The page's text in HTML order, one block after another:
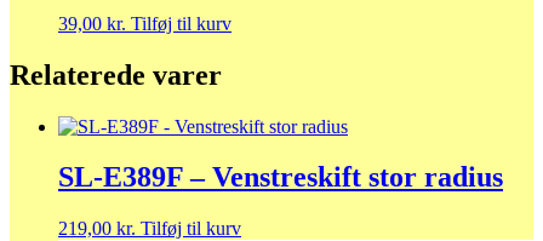
39,00 kr. Tilføj til kurv
Relaterede varer
SL-E389F – Venstreskift stor radius
219,00 kr. Tilføj til kurv